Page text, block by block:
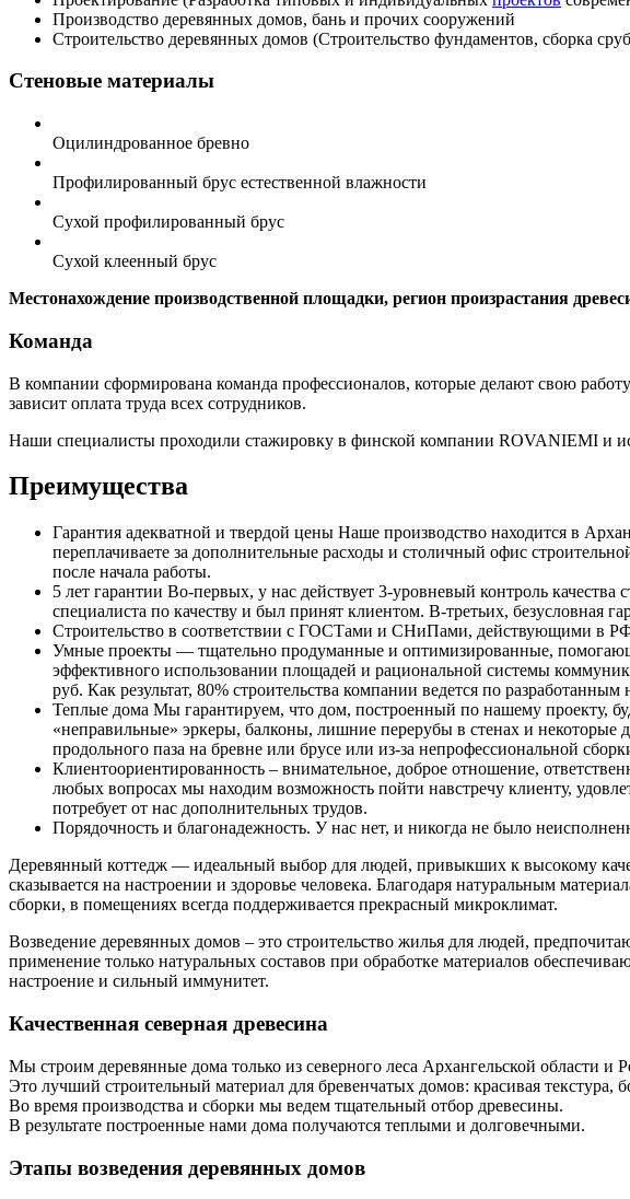
Производство деревянных домов, бань и прочих сооружений
Строительство деревянных домов (Строительство фундаментов, сборка
Стеновые материалы
Оцилиндрованное бревно
Профилированный брус естественной влажности
Сухой профилированный брус
Сухой клеенный брус
Местонахождение производственной площадки, регион произрастания
Команда
В компании сформирована команда профессионалов, которые делают свою работу
зависит оплата труда всех сотрудников.
Наши специалисты проходили стажировку в финской компании ROVANIEMI и
Преимущества
Гарантия адекватной и твердой цены Наше производство находится в
переплачиваете за дополнительные расходы и столичный офис
после начала работы.
5 лет гарантии Во-первых, у нас действует 3-уровневый контроль
специалиста по качеству и был принят клиентом. В-третьих, безусловная
Строительство в соответствии с ГОСТами и СНиПами, действующими в
Умные проекты — тщательно продуманные и оптимизированные,
эффективного использовании площадей и рациональной системы
руб. Как результат, 80% строительства компании ведется по
Теплые дома Мы гарантируем, чтo дом, построенный по нашему проекту,
«неправильные» эркеры, балконы, лишние перерубы в стенах и некоторые
продольного паза на бревне или брусе или из-за непрофессиональной
Клиентоориентированность – внимательное, доброе отношение,
любых вопросах мы находим возможность пойти навстречу клиенту,
потребует от нас дополнительных трудов.
Порядочность и благонадежность. У нас нет, и никогда не было
Деревянный коттедж — идеальный выбор для людей, привыкших к высокому
сказывается на настроении и здоровье человека. Благодаря натуральным
сборки, в помещениях всегда поддерживается прекрасный микроклимат.
Возведение деревянных домов – это строительство жилья для людей,
применение только натуральных составов при обработке материалов
настроение и сильный иммунитет.
Качественная северная древесина
Мы строим деревянные дома только из северного леса Архангельской области и
Это лучший строительный материал для бревенчатых домов: красивая текстура,
Во время производства и сборки мы ведем тщательный отбор древесины.
В результате построенные нами дома получаются теплыми и долговечными.
Этапы возведения деревянных домов